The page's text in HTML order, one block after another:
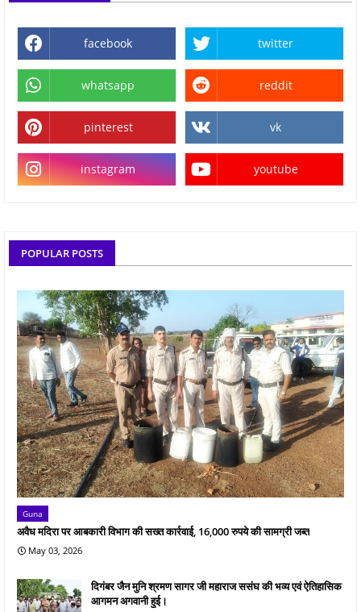
facebook twitter
whatsapp reddit
pinterest vk
instagram youtube
POPULAR POSTS
Guna
अवैध मदिरा पर आबकारी विभाग की सख्त कार्रवाई, 16,000 रुपये की सामग्री जब्त
May 03, 2026
दिगंबर जैन मुनि श्रमण सागर जी महाराज ससंघ की भव्य एवं ऐतिहासिक
आगमन अगवानी हुई।